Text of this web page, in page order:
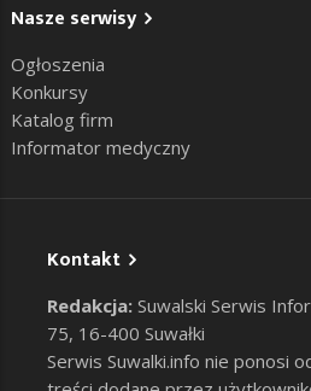
Nasze serwisy
Ogłoszenia
Konkursy
Katalog firm
Informator medyczny
Kontakt
Redakcja: Suwalski Serwis
75, 16-400 Suwałki
Serwis Suwalki.info nie ponosi